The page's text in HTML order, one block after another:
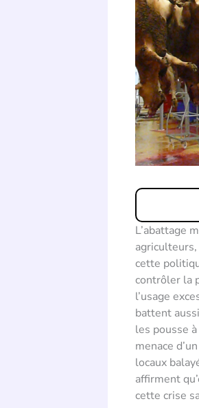
L’abattage
cette
contrôler la
l’usage
battent
les pousse
menace
locaux
affirment
cette crise